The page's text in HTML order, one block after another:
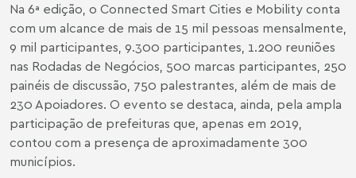
Na 6ª edição, o Connected Smart Cities e Mobility conta
com um alcance de mais de 15 mil pessoas mensalmente,
9 mil participantes, 9.300 participantes, 1.200 reuniões
nas Rodadas de Negócios, 500 marcas participantes, 250
painéis de discussão, 750 palestrantes, além de mais de
230 Apoiadores. O evento se destaca, ainda, pela ampla
participação de prefeituras que, apenas em 2019,
contou com a presença de aproximadamente 300
municípios.